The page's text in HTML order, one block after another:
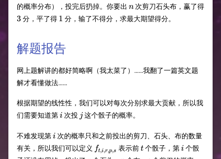
的概率分布），投完后扔掉。你要出 n
n次剪刀石头布，赢了得
3
3 分，平了得 1
1 分，输了不得分，求最大期望得分。
解题报告
网上题解讲的都好简略啊（我太菜了）……我翻了一篇英文题
解才看懂做法……
根据期望的线性性，我们可以对每次分别求最大贡献，所以我
们需要知道第i
i 次投 jj 这个骰子的概率。
不难发现第i​
i 次的概率只和之前投出的剪刀、石头、布的数量
有关，所以我们可以定义 f_{t,i,r,p,s}​
ft,i,r,p,s 表示前t​
t个骰子，第i​
i 个骰